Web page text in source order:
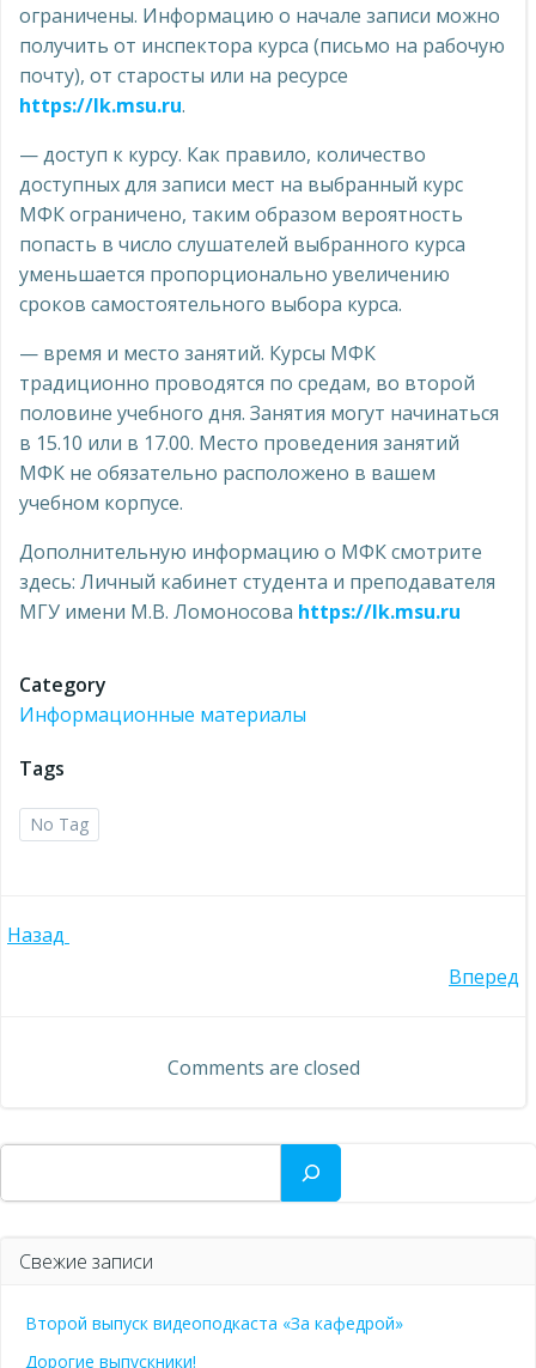
ограничены. Информацию о начале записи можно
получить от инспектора курса (письмо на рабочую
почту), от старосты или на ресурсе
https://lk.msu.ru.
— доступ к курсу. Как правило, количество
доступных для записи мест на выбранный курс
МФК ограничено, таким образом вероятность
попасть в число слушателей выбранного курса
уменьшается пропорционально увеличению
сроков самостоятельного выбора курса.
— время и место занятий. Курсы МФК
традиционно проводятся по средам, во второй
половине учебного дня. Занятия могут начинаться
в 15.10 или в 17.00. Место проведения занятий
МФК не обязательно расположено в вашем
учебном корпусе.
Дополнительную информацию о МФК смотрите
здесь: Личный кабинет студента и преподавателя
МГУ имени М.В. Ломоносова https://lk.msu.ru
Category
Информационные материалы
Tags
No Tag
Навигация
записям
Назад
Вперед
Comments are closed
Поиск
Свежие записи
Второй выпуск видеоподкаста «За кафедрой»
Дорогие выпускники!